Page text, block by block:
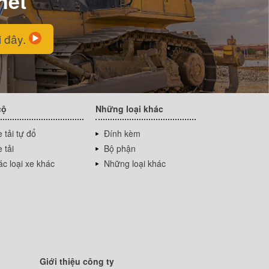
đây.
tải tự đổ
tải
loại xe khác
Những loại khác
Đính kèm
Bộ phận
Những loại khác
Giới thiệu công ty